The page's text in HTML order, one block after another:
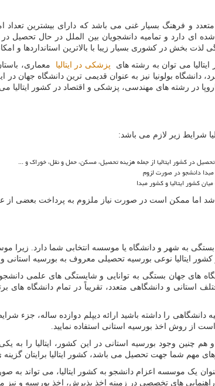
متعدد و فرهنگ بسیار غنی می باشد که دارای بیشترین
ای دارد و تمامیه دانشجویان بین الملل در حال تحصیل
بخش در کشوری بسیار زیبا با بالاترین استانداردها و
می توان به رشته های پزشکی در ایتالیا
معماری،
بولونیا نیز به عنوان قدیمی ترین دانشگاه جهان در
در رشته های مهندسی، پزشکی و اقتصاد در کشور ایتالیا
شرایط زیر لازم می باشد:
در کشور ایتالیا از جمله هزینه تحصیل، مسکن، حمل و نقل، خوراک و ...
دانشجو در صورت لزوم
کشور ایتالیا و کشور مبدا
باشد اما ممکن است در صورت نیاز ملزوم به ‌پرداخت بعضی
بستگی به شهر و دانشگاه یا موسسه انتخابی شما دارد.
ایتالیا نوعی بورسیه تحصیلی معروف به بورسیه
های جهان بستگی به توانایی و شایستگی های علمی
استانی و دانشگاهی متعدد، تقریباً در تمام دانشگاه
را داشته باشید ارائه دیپلم دوازده ساله، جزء
از روش اخذ بورسیه استانی استفاده نمایید.
و هم چنین وجود بورسیه استانی در این کشور، ایتالیا را
مهم شما جهت تحصیل می باشد، کشور ایتالیا برایتان
یک موسسه اعزام دانشجو به کشور ایتالیا، می تواند به
های تخصصی در زمینه اخذ پذیرش، اخذ بورسیه و نیز